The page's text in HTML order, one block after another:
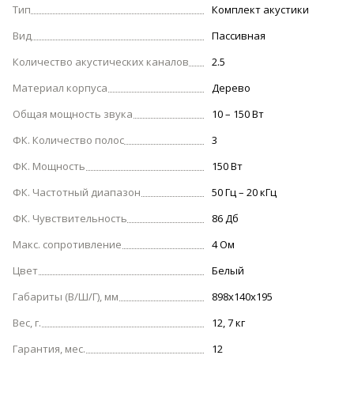
Тип
Комплект акустики
Вид
Пассивная
Количество акустических каналов
2.5
Материал корпуса
Дерево
Общая мощность звука
10 – 150 Вт
ФК. Количество полос
3
ФК. Мощность
150 Вт
ФК. Частотный диапазон
50 Гц – 20 кГц
ФК. Чувствительность
86 Дб
Макс. сопротивление
4 Ом
Цвет
Белый
Габариты (В/Ш/Г), мм
898х140х195
Вес, г.
12, 7 кг
Гарантия, мес.
12